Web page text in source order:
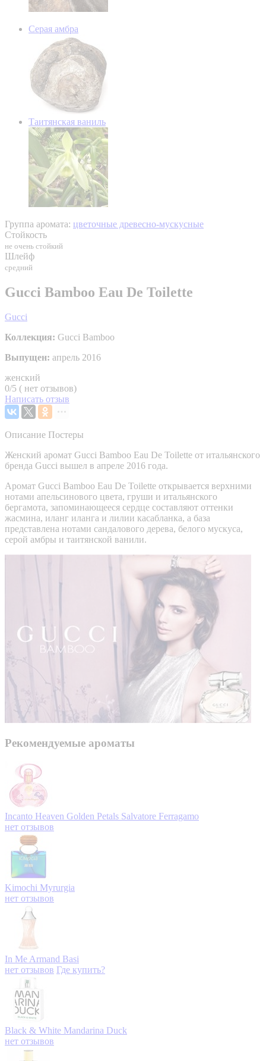
Серая амбра
Таитянская ваниль
Группа аромата: цветочные древесно-мускусные
Стойкость
не очень стойкий
Шлейф
средний
Gucci Bamboo Eau De Toilette
Gucci
Коллекция: Gucci Bamboo
Выпущен: апрель 2016
женский
0/5 ( нет отзывов)
Написать отзыв
Описание Постеры
Женский аромат Gucci Bamboo Eau De Toilette от итальянского
бренда Gucci вышел в апреле 2016 года.
Аромат Gucci Bamboo Eau De Toilette открывается верхними
нотами апельсинового цвета, груши и итальянского
бергамота, запоминающееся сердце составляют оттенки
жасмина, иланг иланга и лилии касабланка, а база
представлена нотами сандалового дерева, белого мускуса,
серой амбры и таитянской ванили.
Рекомендуемые ароматы
Incanto Heaven Golden Petals Salvatore Ferragamo
нет отзывов
Kimochi Myrurgia
нет отзывов
In Me Armand Basi
нет отзывов Где купить?
Black & White Mandarina Duck
нет отзывов